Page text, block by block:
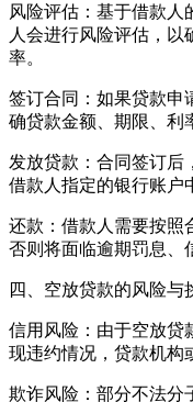
风险评估：基于借款人
人会进行风险评估，以
率。
签订合同：如果贷款申
确贷款金额、期限、利
发放贷款：合同签订后
借款人指定的银行账户
还款：借款人需要按照
否则将面临逾期罚息、
四、空放贷款的风险与
信用风险：由于空放贷
现违约情况，贷款机构
欺诈风险：部分不法分